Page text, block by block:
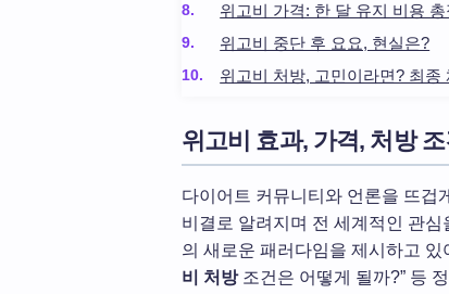
위고비 가격: 한 달 유지 비용 총
위고비 중단 후 요요, 현실은?
위고비 처방, 고민이라면? 최종
위고비 효과, 가격, 처방 조
다이어트 커뮤니티와 언론을 뜨겁
비결로 알려지며 전 세계적인 관
의 새로운 패러다임을 제시하고 있
비 처방조건은 어떻게 될까?” 등